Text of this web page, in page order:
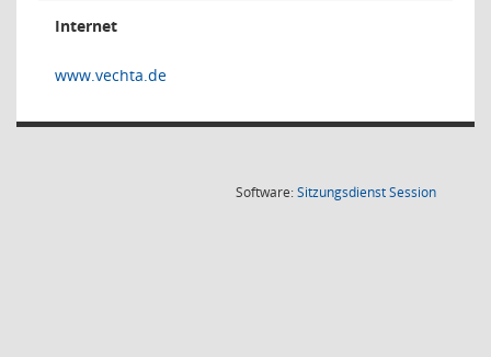
Internet
www.vechta.de
Software:SitzungsdienstSession(Wird in